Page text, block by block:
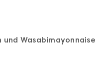
Wasabimayonnaise